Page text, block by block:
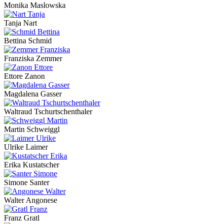
Monika Maslowska
Tanja Nart
Bettina Schmid
Franziska Zemmer
Ettore Zanon
Magdalena Gasser
Waltraud Tschurtschenthaler
Martin Schweiggl
Ulrike Laimer
Erika Kustatscher
Simone Santer
Walter Angonese
Franz Gratl